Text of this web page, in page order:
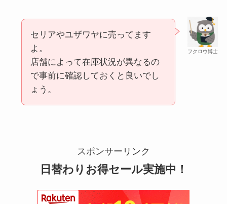
ブンなどのコンビニで買える！
フクロウ博士
セリアやユザワヤに売ってます
よ。
店舗によって在庫状況が異なるの
で事前に確認しておくと良いでし
ょう。
スポンサーリンク
日替わりお得セール実施中！